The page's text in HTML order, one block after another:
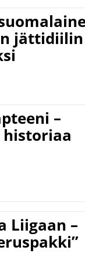
jättidiilin
–
Liigaan –